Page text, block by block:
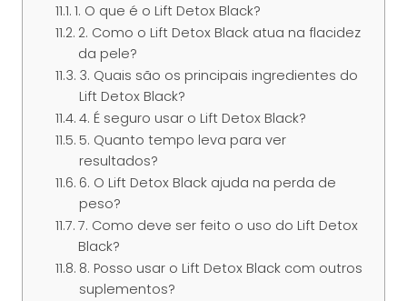
1. O que é o Lift Detox Black?
2. Como o Lift Detox Black atua na flacidez
da pele?
3. Quais são os principais ingredientes do
Lift Detox Black?
4. É seguro usar o Lift Detox Black?
5. Quanto tempo leva para ver
resultados?
6. O Lift Detox Black ajuda na perda de
peso?
7. Como deve ser feito o uso do Lift Detox
Black?
8. Posso usar o Lift Detox Black com outros
suplementos?